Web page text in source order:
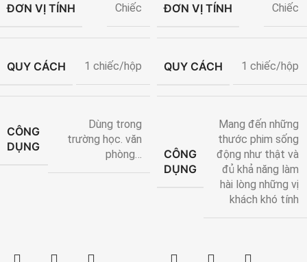
ĐƠN VỊ TÍNH Chiếc
QUY CÁCH 1 chiếc/hộp
CÔNG
DỤNG
Dùng trong
trường học. văn
phòng…
ĐƠN VỊ TÍNH Chiếc
QUY CÁCH 1 chiếc/hộp
CÔNG
DỤNG
Mang đến những
thước phim sống
động như thật và
đủ khả năng làm
hài lòng những vị
khách khó tính